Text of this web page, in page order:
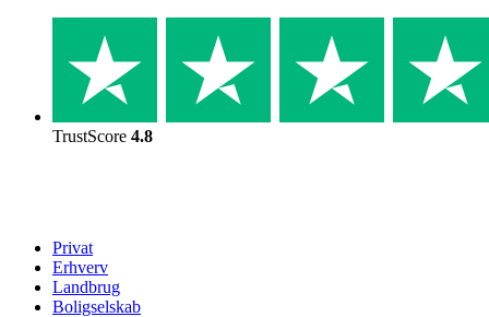
TrustScore 4.8
Privat
Erhverv
Landbrug
Boligselskab